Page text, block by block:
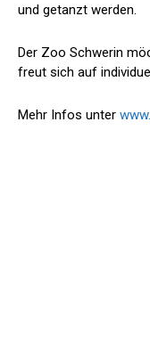
und getanzt werden.
Der Zoo Schwerin
freut sich auf
Mehr Infos unter